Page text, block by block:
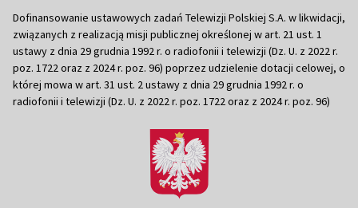
Dofinansowanie ustawowych zadań Telewizji Polskiej S.A. w likwidacji,
związanych z realizacją misji publicznej określonej w art. 21 ust. 1
ustawy z dnia 29 grudnia 1992 r. o radiofonii i telewizji (Dz. U. z 2022 r.
poz. 1722 oraz z 2024 r. poz. 96) poprzez udzielenie dotacji celowej, o
której mowa w art. 31 ust. 2 ustawy z dnia 29 grudnia 1992 r. o
radiofonii i telewizji (Dz. U. z 2022 r. poz. 1722 oraz z 2024 r. poz. 96)